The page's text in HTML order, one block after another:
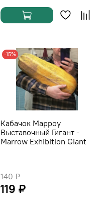
-15%
Кабачок Марроу
Выставочный Гигант -
Marrow Exhibition Giant
140 ₽
119 ₽